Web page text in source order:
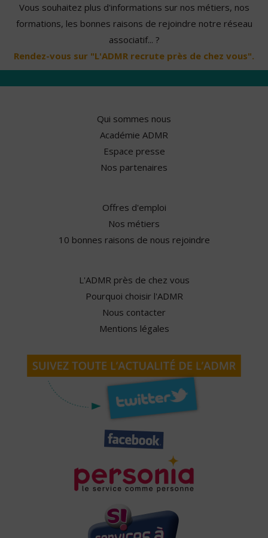
Vous souhaitez plus d'informations sur nos métiers, nos
formations, les bonnes raisons de rejoindre notre réseau
associatif... ?
Rendez-vous sur "L'ADMR recrute près de chez vous".
Qui sommes nous
Académie ADMR
Espace presse
Nos partenaires
Offres d'emploi
Nos métiers
10 bonnes raisons de nous rejoindre
L'ADMR près de chez vous
Pourquoi choisir l'ADMR
Nous contacter
Mentions légales